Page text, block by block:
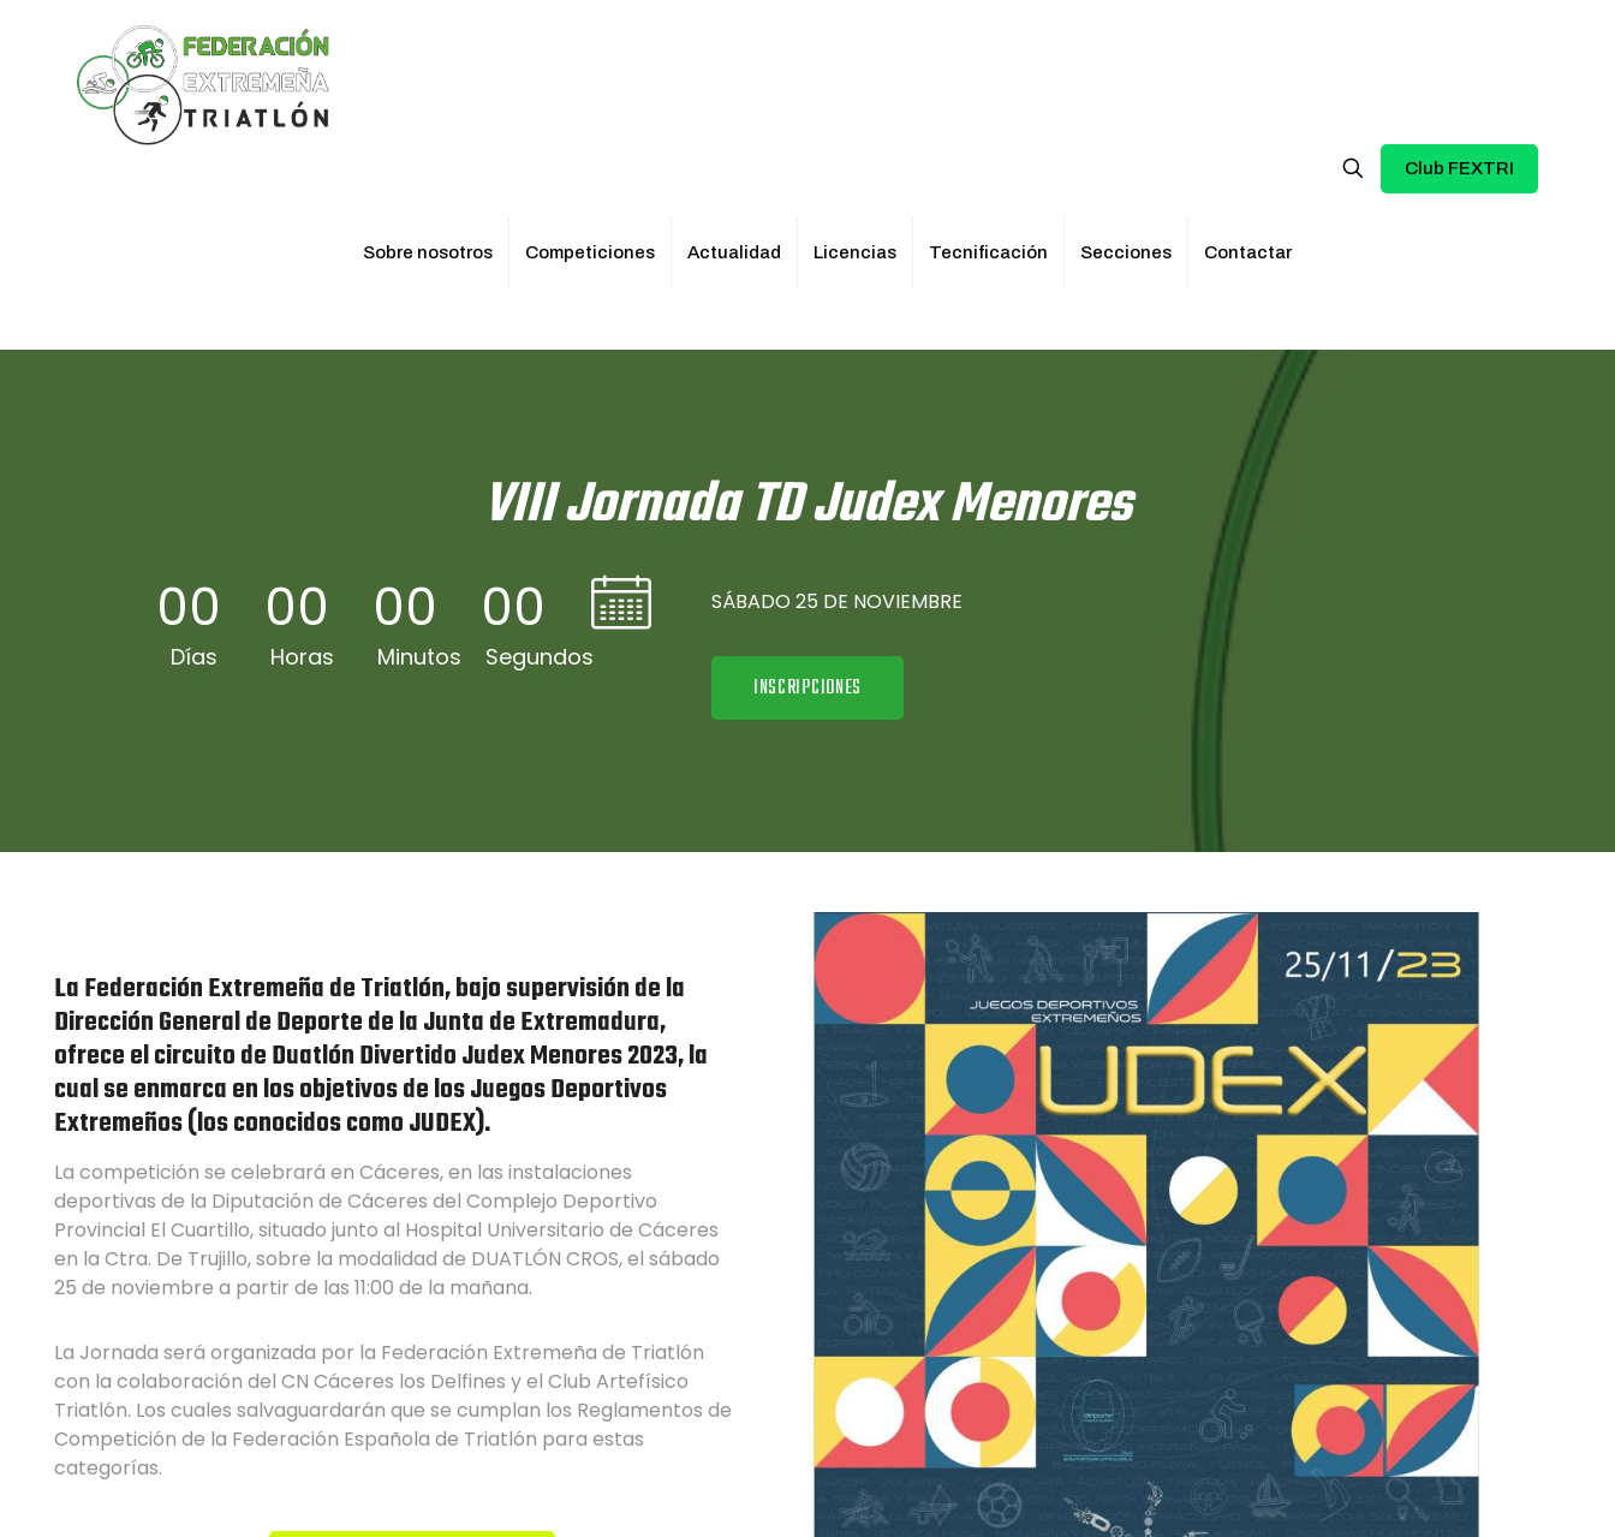
Sobre nosotros Competiciones Actualidad Licencias Tecnificación Secciones Contactar
Club FEXTRI
VIII Jornada TD Judex Menores
00
Días
00
Horas
00
Minutos
00
Segundos
SÁBADO 25 DE NOVIEMBRE
INSCRIPCIONES
La Federación Extremeña de Triatlón, bajo supervisión de la
Dirección General de Deporte de la Junta de Extremadura,
ofrece el circuito de Duatlón Divertido Judex Menores 2023, la
cual se enmarca en los objetivos de los Juegos Deportivos
Extremeños (los conocidos como JUDEX).
La competición se celebrará en Cáceres, en las instalaciones
deportivas de la Diputación de Cáceres del Complejo Deportivo
Provincial El Cuartillo, situado junto al Hospital Universitario de Cáceres
en la Ctra. De Trujillo, sobre la modalidad de DUATLÓN CROS, el sábado
25 de noviembre a partir de las 11:00 de la mañana.
La Jornada será organizada por la Federación Extremeña de Triatlón
con la colaboración del CN Cáceres los Delfines y el Club Artefísico
Triatlón. Los cuales salvaguardarán que se cumplan los Reglamentos de
Competición de la Federación Española de Triatlón para estas
categorías.